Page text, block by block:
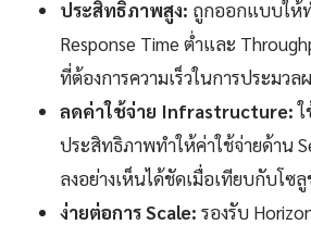
ประสิทธิภาพสูง: ถูกออกแบบให้ท
Response Time ต่ำและ
ที่ต้องการความเร็วในการประมวล
ลดค่าใช้จ่าย Infrastructure:ใ
ประสิทธิภาพทำให้ค่าใช้จ่ายด้าน
ลงอย่างเห็นได้ชัดเมื่อเทียบกับโซ
ง่ายต่อการ Scale: รองรับ